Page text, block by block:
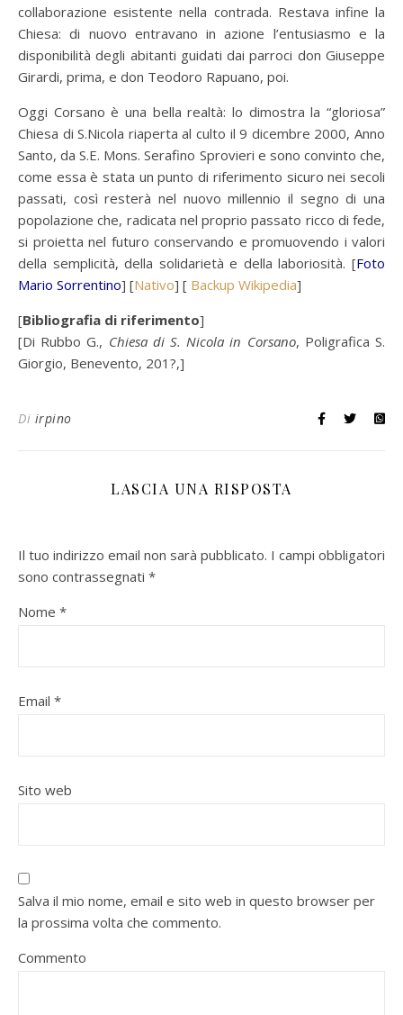
collaborazione esistente nella contrada. Restava infine la
Chiesa: di nuovo entravano in azione l’entusiasmo e la
disponibilità degli abitanti guidati dai parroci don Giuseppe
Girardi, prima, e don Teodoro Rapuano, poi.
Oggi Corsano è una bella realtà: lo dimostra la “gloriosa”
Chiesa di S.Nicola riaperta al culto il 9 dicembre 2000, Anno
Santo, da S.E. Mons. Serafino Sprovieri e sono convinto che,
come essa è stata un punto di riferimento sicuro nei secoli
passati, così resterà nel nuovo millennio il segno di una
popolazione che, radicata nel proprio passato ricco di fede,
si proietta nel futuro conservando e promuovendo i valori
della semplicità, della solidarietà e della laboriosità. [Foto
Mario Sorrentino] [Nativo] [ Backup Wikipedia]
[Bibliografia di riferimento]
[Di Rubbo G., Chiesa di S. Nicola in Corsano, Poligrafica S.
Giorgio, Benevento, 201?,]
Di irpino
LASCIA UNA RISPOSTA
Il tuo indirizzo email non sarà pubblicato. I campi obbligatori
sono contrassegnati *
Nome *
Email *
Sito web
Salva il mio nome, email e sito web in questo browser per
la prossima volta che commento.
Commento